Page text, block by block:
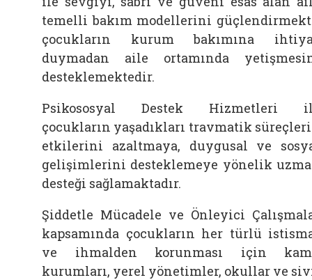
temelli bakım modellerini
çocukların kurum bakımına
duymadan aile ortamında
desteklemektedir.
Psikososyal Destek Hizmetleri
çocukların yaşadıkları travmatik
etkilerini azaltmaya, duygusal ve
gelişimlerini desteklemeye yönelik
desteği sağlamaktadır.
Şiddetle Mücadele ve Önleyici
kapsamında çocukların her türlü
ve ihmalden korunması için
kurumları, yerel yönetimler, okullar ve